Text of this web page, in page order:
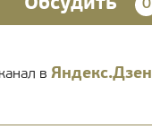
0
в Яндекс.Дзен